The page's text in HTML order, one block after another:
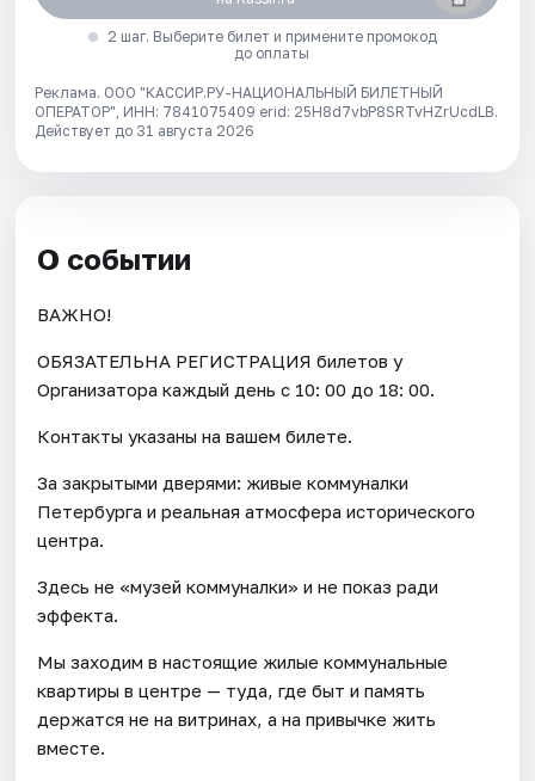
2 шаг. Выберите билет и примените промокод
до оплаты
Реклама. ООО "КАССИР.РУ-НАЦИОНАЛЬНЫЙ БИЛЕТНЫЙ
ОПЕРАТОР", ИНН: 7841075409 erid: 25H8d7vbP8SRTvHZrUcdLB.
Действует до 31 августа 2026
О событии
ВАЖНО!
ОБЯЗАТЕЛЬНА РЕГИСТРАЦИЯ билетов у
Организатора каждый день c 10: 00 до 18: 00.
Контакты указаны на вашем билете.
За закрытыми дверями: живые коммуналки
Петербурга и реальная атмосфера исторического
центра.
Здесь не «музей коммуналки» и не показ ради
эффекта.
Мы заходим в настоящие жилые коммунальные
квартиры в центре — туда, где быт и память
держатся не на витринах, а на привычке жить
вместе.